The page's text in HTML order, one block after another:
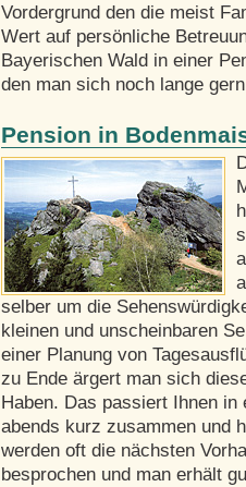
Vordergrund den die meist
Wert auf persönliche
Bayerischen Wald in einer
den man sich noch lange
Pension in
selber um die
kleinen und unscheinbaren
einer Planung von
zu Ende ärgert man sich
Haben. Das passiert Ihnen
abends kurz zusammen und
werden oft die nächsten
besprochen und man erhält